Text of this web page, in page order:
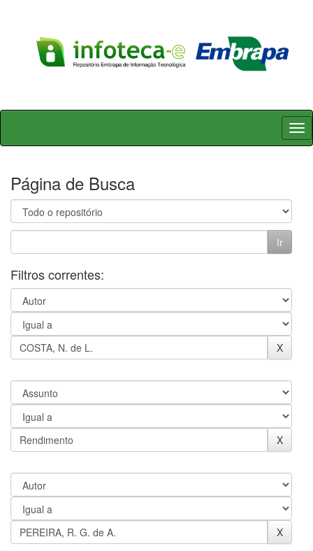
Skip
Página de Busca
Filtros correntes: